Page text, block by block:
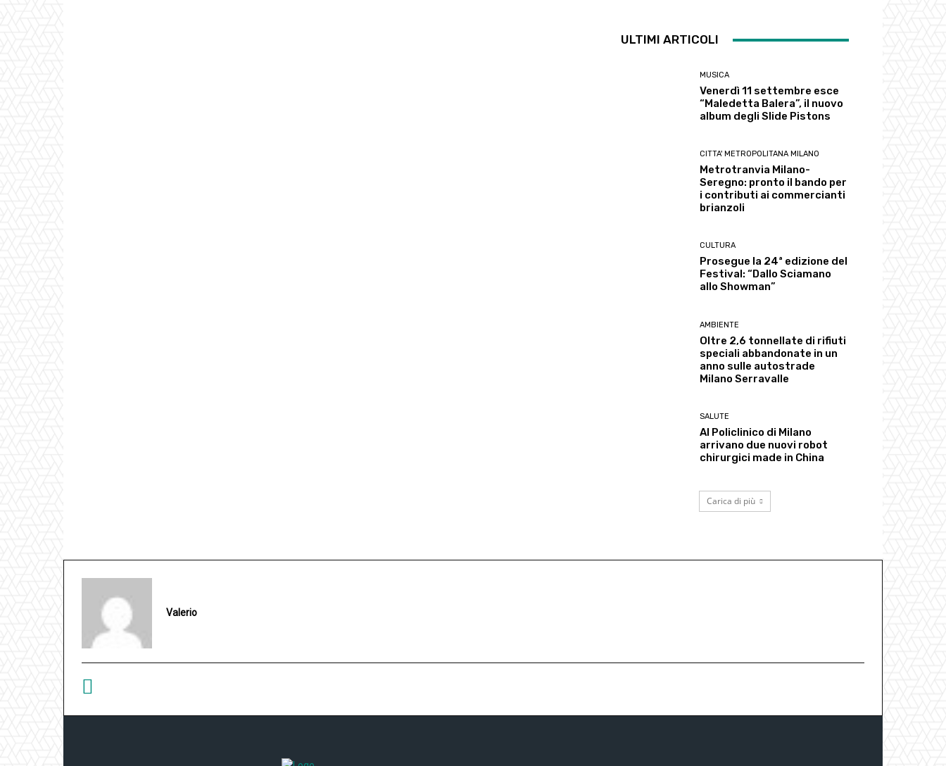
ULTIMI ARTICOLI
MUSICA
Venerdì 11 settembre esce
“Maledetta Balera”, il nuovo
album degli Slide Pistons
CITTA' METROPOLITANA MILANO
Metrotranvia Milano-
Seregno: pronto il bando per
i contributi ai commercianti
brianzoli
CULTURA
Prosegue la 24ª edizione del
Festival: “Dallo Sciamano
allo Showman”
AMBIENTE
Oltre 2,6 tonnellate di rifiuti
speciali abbandonate in un
anno sulle autostrade
Milano Serravalle
SALUTE
Al Policlinico di Milano
arrivano due nuovi robot
chirurgici made in China
Carica di più
Valerio